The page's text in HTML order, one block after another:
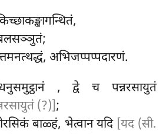
अभिजप्पप्पदारणं.
, द्वे च पन्नरसायुतं
(?)];
बाळ्हं, भेत्वान यदि [यद (सी.